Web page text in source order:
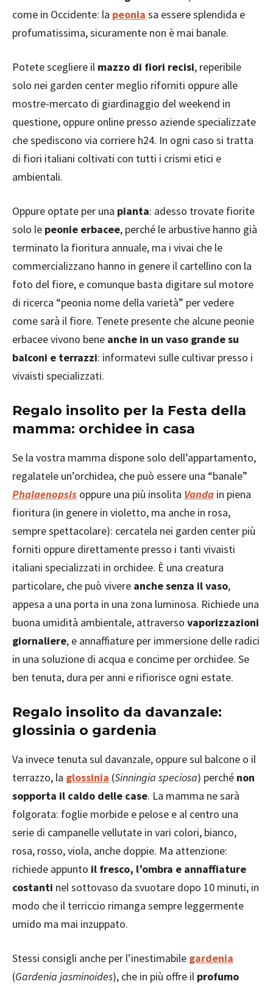
come in Occidente: la peonia sa essere splendida e
profumatissima, sicuramente non è mai banale.
Potete scegliere il mazzo di fiori recisi, reperibile
solo nei garden center meglio riforniti oppure alle
mostre-mercato di giardinaggio del weekend in
questione, oppure online presso aziende specializzate
che spediscono via corriere h24. In ogni caso si tratta
di fiori italiani coltivati con tutti i crismi etici e
ambientali.
Oppure optate per una pianta: adesso trovate fiorite
solo le peonie erbacee, perché le arbustive hanno già
terminato la fioritura annuale, ma i vivai che le
commercializzano hanno in genere il cartellino con la
foto del fiore, e comunque basta digitare sul motore
di ricerca “peonia nome della varietà” per vedere
come sarà il fiore. Tenete presente che alcune peonie
erbacee vivono bene anche in un vaso grande su
balconi e terrazzi: informatevi sulle cultivar presso i
vivaisti specializzati.
Regalo insolito per la Festa della
mamma: orchidee in casa
Se la vostra mamma dispone solo dell’appartamento,
regalatele un’orchidea, che può essere una “banale”
Phalaenopsis oppure una più insolita Vanda in piena
fioritura (in genere in violetto, ma anche in rosa,
sempre spettacolare): cercatela nei garden center più
forniti oppure direttamente presso i tanti vivaisti
italiani specializzati in orchidee. È una creatura
particolare, che può vivere anche senza il vaso,
appesa a una porta in una zona luminosa. Richiede una
buona umidità ambientale, attraverso vaporizzazioni
giornaliere, e annaffiature per immersione delle radici
in una soluzione di acqua e concime per orchidee. Se
ben tenuta, dura per anni e rifiorisce ogni estate.
Regalo insolito da davanzale:
glossinia o gardenia
Va invece tenuta sul davanzale, oppure sul balcone o il
terrazzo, la glossinia (Sinningia speciosa) perché non
sopporta il caldo delle case. La mamma ne sarà
folgorata: foglie morbide e pelose e al centro una
serie di campanelle vellutate in vari colori, bianco,
rosa, rosso, viola, anche doppie. Ma attenzione:
richiede appunto il fresco, l’ombra e annaffiature
costanti nel sottovaso da svuotare dopo 10 minuti, in
modo che il terriccio rimanga sempre leggermente
umido ma mai inzuppato.
Stessi consigli anche per l’inestimabile gardenia
(Gardenia jasminoides), che in più offre il profumo